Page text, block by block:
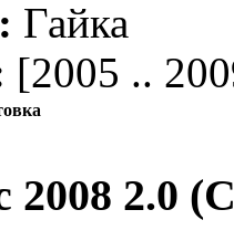
Гайка
[2005 ..
2008 2.0